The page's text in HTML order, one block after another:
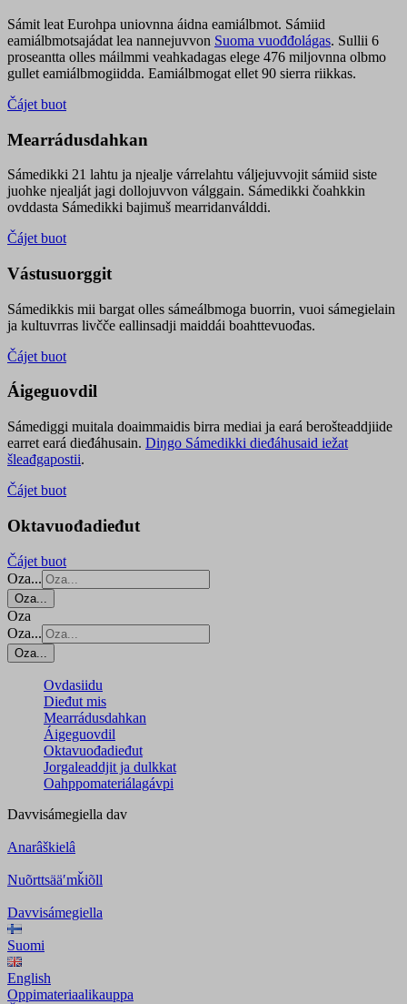
Sámit leat Eurohpa uniovnna áidna eamiálbmot. Sámiid
eamiálbmotsajádat lea nannejuvvon Suoma vuođđolágas. Sullii 6
proseantta olles máilmmi veahkadagas elege 476 miljovnna olbmo
gullet eamiálbmogiidda. Eamiálbmogat ellet 90 sierra riikkas.
Čájet buot
Mearrádusdahkan
Sámedikki 21 lahtu ja njealje várrelahtu váljejuvvojit sámiid siste
juohke njealját jagi dollojuvvon válggain. Sámedikki čoahkkin
ovddasta Sámedikki bajimuš mearridanválddi.
Čájet buot
Vástusuorggit
Sámedikkis mii bargat olles sámeálbmoga buorrin, vuoi sámegielain
ja kultuvrras livčče eallinsadji maiddái boahttevuođas.
Čájet buot
Áigeguovdil
Sámediggi muitala doaimmaidis birra mediai ja eará berošteaddjiide
earret eará dieđáhusain. Diŋgo Sámedikki dieđáhusaid iežat
šleađgapostii.
Čájet buot
Oktavuođadieđut
Čájet buot
Oza...
Oza...
Oza
Oza...
Oza...
Ovdasiidu
Dieđut mis
Mearrádusdahkan
Áigeguovdil
Oktavuođadieđut
Jorgaleaddjit ja dulkkat
Oahppomateriálagávpi
Davvisámegiella dav
Anarâškielâ
Nuõrttsääʹmǩiõll
Davvisámegiella
Suomi
English
Oppimateriaalikauppa